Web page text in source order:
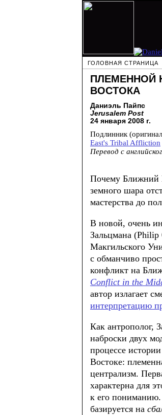
ГОЛОВНАЯ СТРАНИЦА
ПЛЕМЕННОЙ
ВОСТОКА
Даниэль Пайпс
Jerusalem Post
24 января 2008 г.
Подлинник
East's Tribal Affliction
Перевод с
Почему Ближний
земного шара
мастерства до
В новой, очень
Зальцмана (Philip
Макгильского
c обманчиво
конфликт на
Conflict in the
автор излагает
интерпретацию
Как антрополог,
наброски двух
процессе
Востоке:
централизм.
характерна для
к его
базируется на